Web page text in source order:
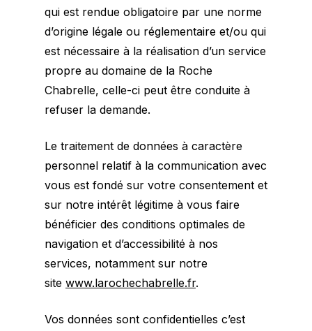
qui est rendue obligatoire par une norme
d’origine légale ou réglementaire et/ou qui
est nécessaire à la réalisation d’un service
propre au domaine de la Roche
Chabrelle, celle-ci peut être conduite à
refuser la demande.
Le traitement de données à caractère
personnel relatif à la communication avec
vous est fondé sur votre consentement et
sur notre intérêt légitime à vous faire
bénéficier des conditions optimales de
navigation et d’accessibilité à nos
services, notamment sur notre
site www.larochechabrelle.fr.
Vos données sont confidentielles c’est